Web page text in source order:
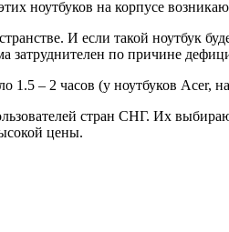
ноутбуков на корпусе
И если такой ноутбук
по причине
1.5 – 2 часов (у ноутбуков Acer,
стран СНГ. Их
цены.